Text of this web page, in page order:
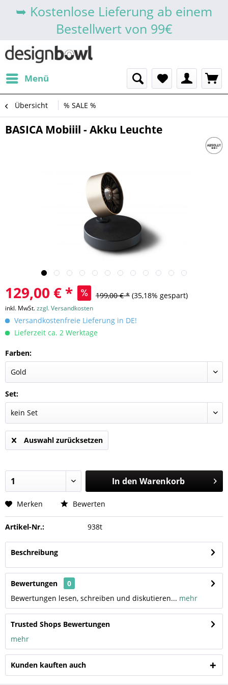
➥ Kostenlose Lieferung ab einem
Bestellwert von 99€
Menü
Übersicht % SALE %
BASICA Mobiiil - Akku Leuchte
129,00 € * 199,00 € * (35,18% gespart)
inkl. MwSt.zzgl. Versandkosten
Versandkostenfreie Lieferung in DE!
Lieferzeit ca. 2 Werktage
Farben:
Set:
Auswahl zurücksetzen
In den Warenkorb
Merken Bewerten
Artikel-Nr.: 938t
Beschreibung
Bewertungen
0
Bewertungen lesen, schreiben und diskutieren... mehr
Trusted Shops Bewertungen
mehr
Kunden kauften auch